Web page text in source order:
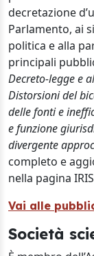
decretazione
Parlamento, ai
politica e alla
principali
Decreto-legge e
Distorsioni del
delle fonti e
e funzione
divergente
completo e
nella pagina
Vai alle
Società